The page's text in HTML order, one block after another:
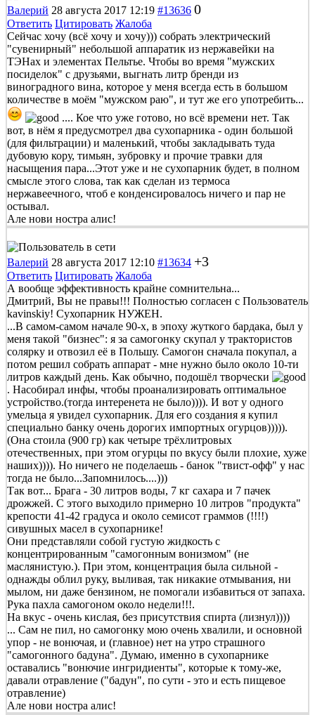
Валерий 28 августа 2017 12:19 #13636 0
Ответить Цитировать Жалоба
Сейчас хочу (всё хочу и хочу))) собрать электрический
"сувенирный" небольшой аппаратик из нержавейки на
ТЭНах и элементах Пельтье. Чтобы во время "мужских
посиделок" с друзьями, выгнать литр бренди из
виноградного вина, которое у меня всегда есть в большом
количестве в моём "мужском раю", и тут же его употребить...
.... Кое что уже готово, но всё времени нет. Так
вот, в нём я предусмотрел два сухопарника - один большой
(для фильтрации) и маленький, чтобы закладывать туда
дубовую кору, тимьян, зубровку и прочие травки для
насыщения пара...Этот уже и не сухопарник будет, в полном
смысле этого слова, так как сделан из термоса
нержавеечного, чтоб е конденсировалось ничего и пар не
остывал.
Але нови ностра алис!
Валерий 28 августа 2017 12:10 #13634 +3
Ответить Цитировать Жалоба
А вообще эффективность крайне сомнительна...
Дмитрий, Вы не правы!!! Полностью согласен с Пользователь
kavinskiy! Сухопарник НУЖЕН.
...В самом-самом начале 90-х, в эпоху жуткого бардака, был у
меня такой "бизнес": я за самогонку скупал у трактористов
солярку и отвозил её в Польшу. Самогон сначала покупал, а
потом решил собрать аппарат - мне нужно было около 10-ти
литров каждый день. Как обычно, подошёл творчески
. Насобирал инфы, чтобы проанализировать оптимальное
устройство.(тогда интеренета не было)))). И вот у одного
умельца я увидел сухопарник. Для его создания я купил
специально банку очень дорогих импортных огурцов))))).
(Она стоила (900 гр) как четыре трёхлитровых
отечественных, при этом огурцы по вкусу были плохие, хуже
наших)))). Но ничего не поделаешь - банок "твист-офф" у нас
тогда не было...Запомнилось....)))
Так вот... Брага - 30 литров воды, 7 кг сахара и 7 пачек
дрожжей. С этого выходило примерно 10 литров "продукта"
крепости 41-42 градуса и около семисот граммов (!!!!)
сивушных масел в сухопарнике!
Они представляли собой густую жидкость с
концентрированным "самогонным вонизмом" (не
маслянистую.). При этом, концентрация была сильной -
однажды облил руку, выливая, так никакие отмывания, ни
мылом, ни даже бензином, не помогали избавиться от запаха.
Рука пахла самогоном около недели!!!.
На вкус - очень кислая, без присутствия спирта (лизнул))))
... Сам не пил, но самогонку мою очень хвалили, и основной
упор - не вонючая, и (главное) нет на утро страшного
"самогонного бадуна". Думаю, именно в сухопарнике
оставались "вонючие ингридиенты", которые к тому-же,
давали отравление ("бадун", по сути - это и есть пищевое
отравление)
Але нови ностра алис!